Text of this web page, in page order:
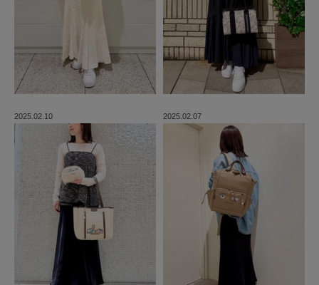
2025.02.10 2025.02.07